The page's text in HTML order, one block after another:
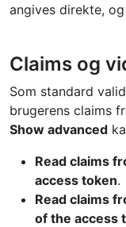
angives direkte,
Claims og
Som standard
brugerens claims
Show advanced
Read claims
access token.
Read claims
of the access